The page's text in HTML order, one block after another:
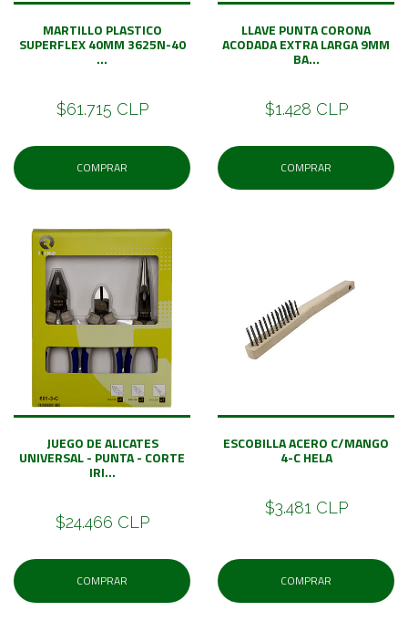
MARTILLO PLASTICO
SUPERFLEX 40MM 3625N-40
...
$61.715 CLP
COMPRAR
LLAVE PUNTA CORONA
ACODADA EXTRA LARGA 9MM
BA...
$1.428 CLP
COMPRAR
JUEGO DE ALICATES
UNIVERSAL - PUNTA - CORTE
IRI...
$24.466 CLP
COMPRAR
ESCOBILLA ACERO C/MANGO
4-C HELA
$3.481 CLP
COMPRAR